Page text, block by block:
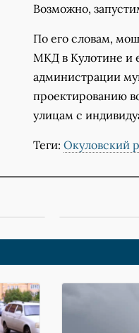
Возможно,
По его словам,
МКД в Кулотине и
администрации
проектированию
улицам с
Теги: Окуловский